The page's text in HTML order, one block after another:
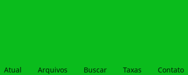
Atual Arquivos Buscar Taxas Contato